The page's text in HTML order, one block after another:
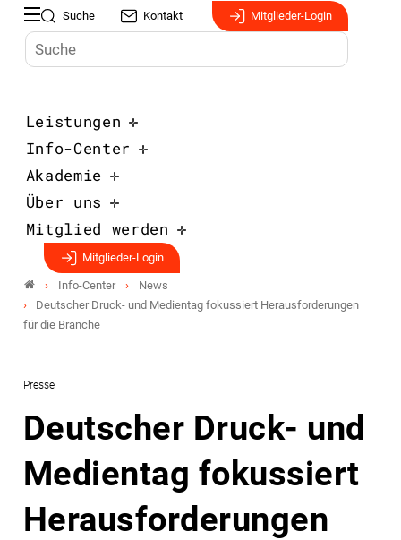
Suche Kontakt Mitglieder-Login
Leistungen
Info-Center
Akademie
Über uns
Mitglied werden
Mitglieder-Login
Info-Center
News
Deutscher Druck- und Medientag fokussiert Herausforderungen
für die Branche
Presse
Deutscher Druck- und
Medientag fokussiert
Herausforderungen